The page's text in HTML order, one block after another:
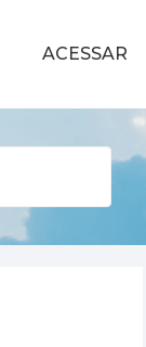
ACESSAR